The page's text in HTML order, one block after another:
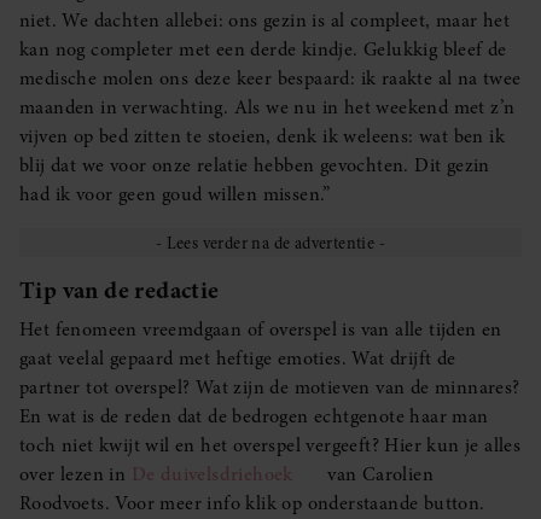
niet. We dachten allebei: ons gezin is al compleet, maar het
kan nog completer met een derde kindje. Gelukkig bleef de
medische molen ons deze keer bespaard: ik raakte al na twee
maanden in verwachting. Als we nu in het weekend met z’n
vijven op bed zitten te stoeien, denk ik weleens: wat ben ik
blij dat we voor onze relatie hebben gevochten. Dit gezin
had ik voor geen goud willen missen.”
Tip van de redactie
Het fenomeen vreemdgaan of overspel is van alle tijden en
gaat veelal gepaard met heftige emoties. Wat drijft de
partner tot overspel? Wat zijn de motieven van de minnares?
En wat is de reden dat de bedrogen echtgenote haar man
toch niet kwijt wil en het overspel vergeeft? Hier kun je alles
over lezen in De duivelsdriehoek
van Carolien
Roodvoets. Voor meer info klik op onderstaande button.